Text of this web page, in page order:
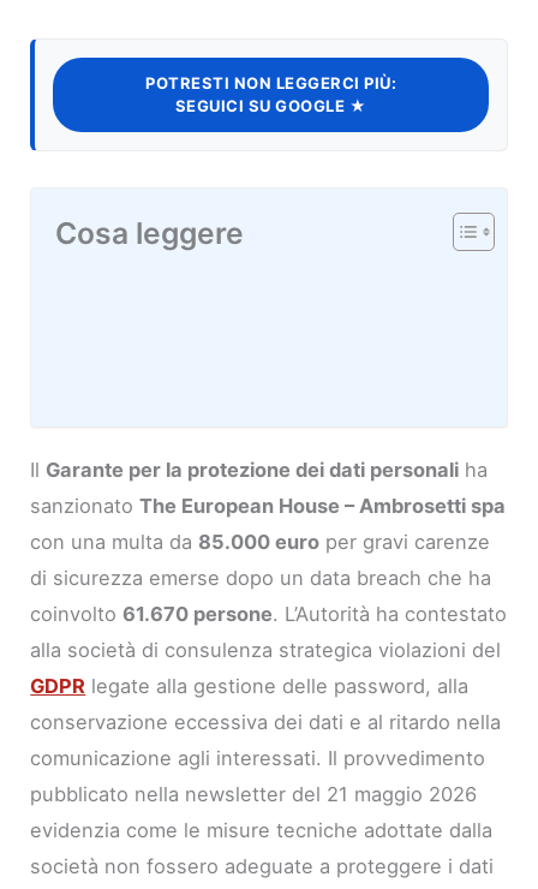
POTRESTI NON LEGGERCI PIÙ:
SEGUICI SU GOOGLE ★
Cosa leggere
Il Garante per la protezione dei dati personali ha
sanzionatoThe European House – Ambrosetti spa
con una multa da 85.000 euro per gravi carenze
di sicurezza emerse dopo un data breach che ha
coinvolto61.670 persone. L’Autorità ha contestato
alla società di consulenza strategica violazioni del
GDPR legate alla gestione delle password, alla
conservazione eccessiva dei dati e al ritardo nella
comunicazione agli interessati. Il provvedimento
pubblicato nella newsletter del 21 maggio 2026
evidenzia come le misure tecniche adottate dalla
società non fossero adeguate a proteggere i dati